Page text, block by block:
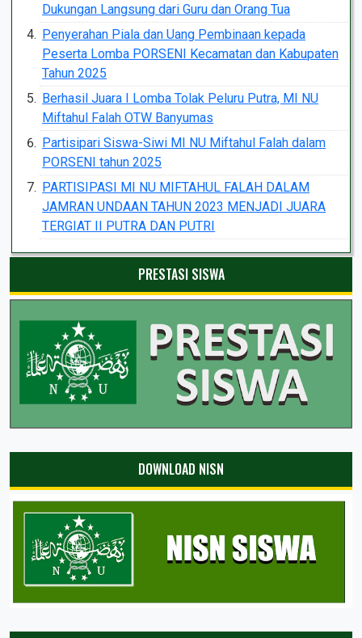
Dukungan Langsung dari Guru dan Orang Tua
Penyerahan Piala dan Uang Pembinaan kepada
Peserta Lomba PORSENI Kecamatan dan Kabupaten
Tahun 2025
Berhasil Juara I Lomba Tolak Peluru Putra, MI NU
Miftahul Falah OTW Banyumas
Partisipari Siswa-Siwi MI NU Miftahul Falah dalam
PORSENI tahun 2025
PARTISIPASI MI NU MIFTAHUL FALAH DALAM
JAMRAN UNDAAN TAHUN 2023 MENJADI JUARA
TERGIAT II PUTRA DAN PUTRI
PRESTASI SISWA
DOWNLOAD NISN